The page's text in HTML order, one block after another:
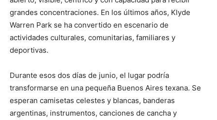
grandes concentraciones. En los últimos años, Klyde
Warren Park se ha convertido en escenario de
actividades culturales, comunitarias, familiares y
deportivas.
Durante esos dos días de junio, el lugar podría
transformarse en una pequeña Buenos Aires texana. Se
esperan camisetas celestes y blancas, banderas
argentinas, instrumentos, canciones de cancha y